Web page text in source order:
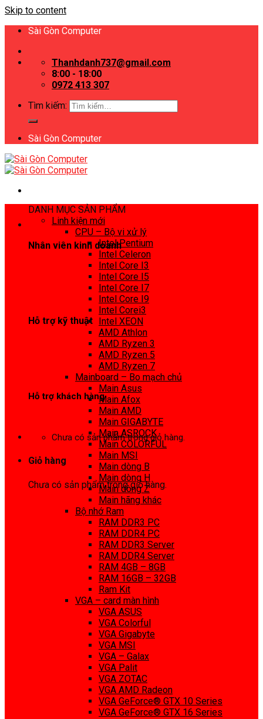
Skip to content
Sài Gòn Computer
Thanhdanh737@gmail.com
8:00 - 18:00
0972 413 307
Tìm kiếm:
Sài Gòn Computer
Nhân viên kinh doanh
Hỗ trợ kỹ thuật
Hỗ trợ khách hàng
Chưa có sản phẩm trong giỏ hàng.
Giỏ hàng
Chưa có sản phẩm trong giỏ hàng.
DANH MỤC SẢN PHẨM
Linh kiện mới
CPU – Bộ vi xử lý
Intel Pentium
Intel Celeron
Intel Core I3
Intel Core I5
Intel Core I7
Intel Core I9
Intel Corei3
Intel XEON
AMD Athlon
AMD Ryzen 3
AMD Ryzen 5
AMD Ryzen 7
Mainboard – Bo mạch chủ
Main Asus
Main Afox
Main AMD
Main GIGABYTE
Main ASROCK
Main COLORFUL
Main MSI
Main dòng B
Main dòng H
Main dòng Z
Main hãng khác
Bộ nhớ Ram
RAM DDR3 PC
RAM DDR4 PC
RAM DDR3 Server
RAM DDR4 Server
RAM 4GB – 8GB
RAM 16GB – 32GB
Ram Kit
VGA – card màn hình
VGA ASUS
VGA Colorful
VGA Gigabyte
VGA MSI
VGA – Galax
VGA Palit
VGA ZOTAC
VGA AMD Radeon
VGA GeForce® GTX 10 Series
VGA GeForce® GTX 16 Series